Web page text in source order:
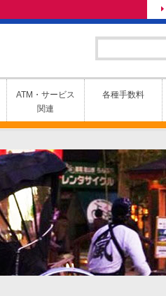
ATM・サービス
関連
各種手数料